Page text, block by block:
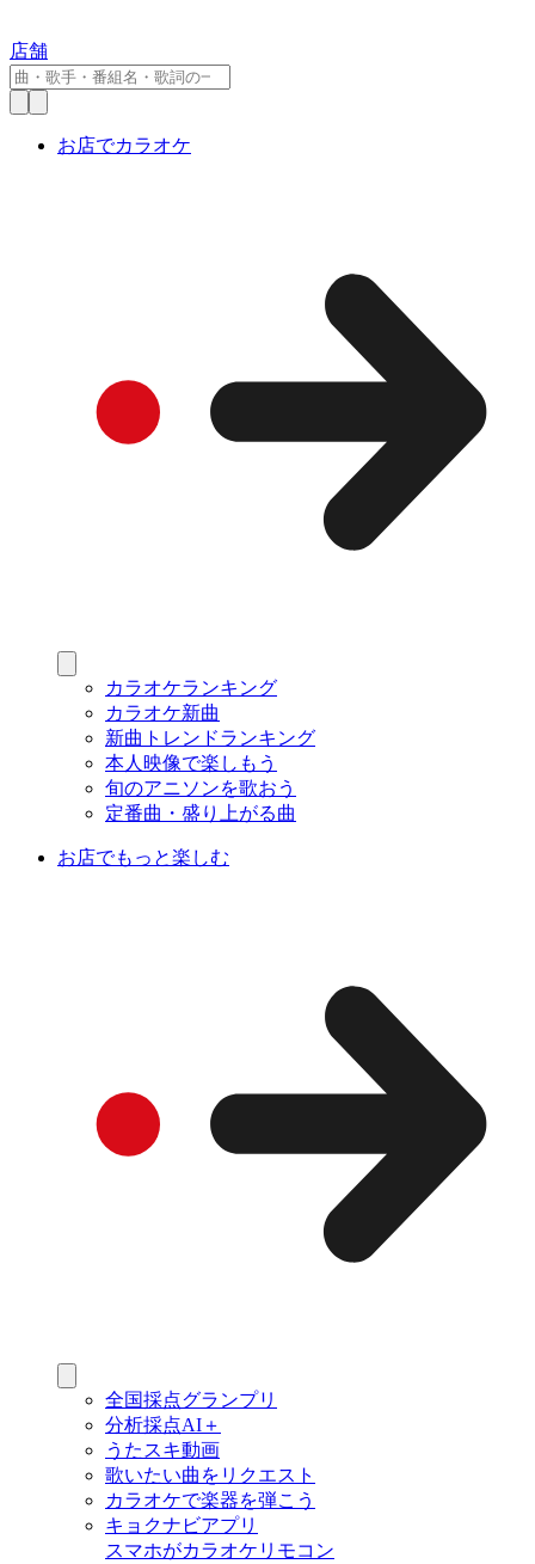
店舗
お店でカラオケ
カラオケランキング
カラオケ新曲
新曲トレンドランキング
本人映像で楽しもう
旬のアニソンを歌おう
定番曲・盛り上がる曲
お店でもっと楽しむ
全国採点グランプリ
分析採点AI＋
うたスキ動画
歌いたい曲をリクエスト
カラオケで楽器を弾こう
キョクナビアプリ
スマホがカラオケリモコン